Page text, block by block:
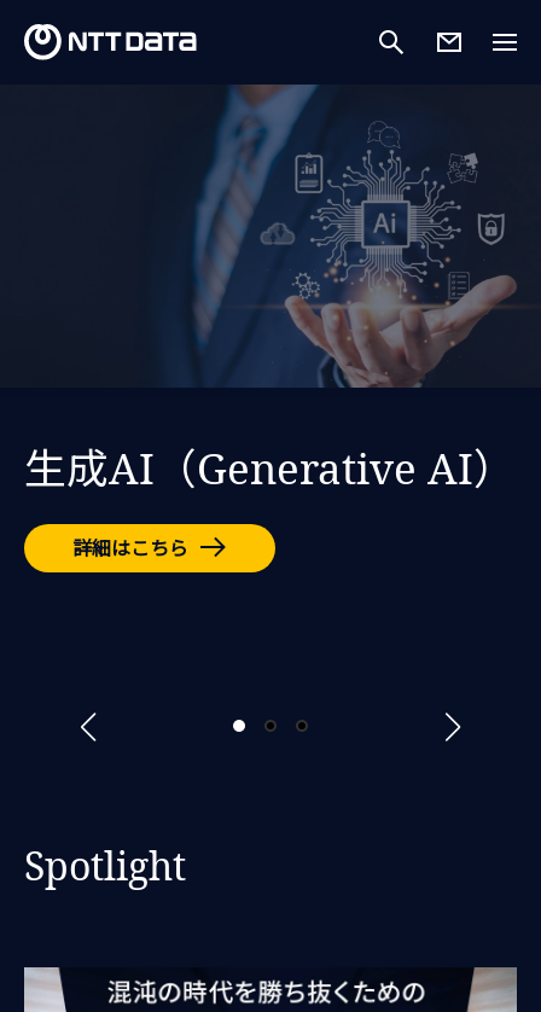
生成AI（Generative AI）
詳細はこちら
前のスライドへ 次のスラ
Spotlight